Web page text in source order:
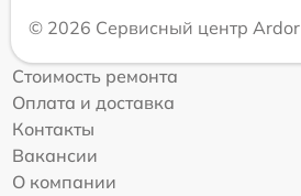
© 2026 Сервисный центр Ardor
Стоимость ремонта
Оплата и доставка
Контакты
Вакансии
О компании